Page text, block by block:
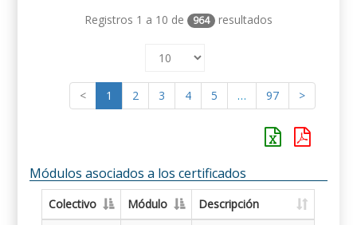
Registros 1 a 10 de 964 resultados
< 1 2 3 4 5 … 97 >
Módulos asociados a los certificados
Colectivo Módulo
Descripción